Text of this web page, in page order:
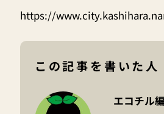
https://
この記事を書いた人
エコチル